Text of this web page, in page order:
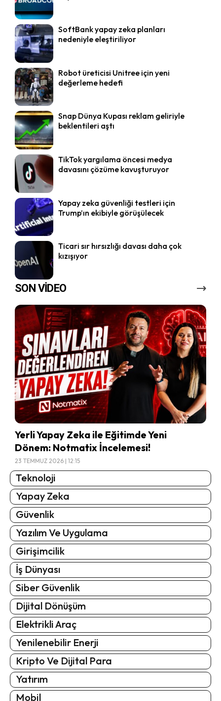
SoftBank yapay zeka planları
nedeniyle eleştiriliyor
Robot üreticisi Unitree için yeni
değerleme hedefi
Snap Dünya Kupası reklam geliriyle
beklentileri aştı
TikTok yargılama öncesi medya
davasını çözüme kavuşturuyor
Yapay zeka güvenliği testleri için
Trump’ın ekibiyle görüşülecek
Ticari sır hırsızlığı davası daha çok
kızışıyor
SON VİDEO
Yerli Yapay Zeka ile Eğitimde Yeni
Dönem: Notmatix İncelemesi!
23 TEMMUZ 2026 | 12:15
Teknoloji
Yapay Zeka
Güvenlik
Yazılım Ve Uygulama
Girişimcilik
İş Dünyası
Siber Güvenlik
Dijital Dönüşüm
Elektrikli Araç
Yenilenebilir Enerji
Kripto Ve Dijital Para
Yatırım
Mobil